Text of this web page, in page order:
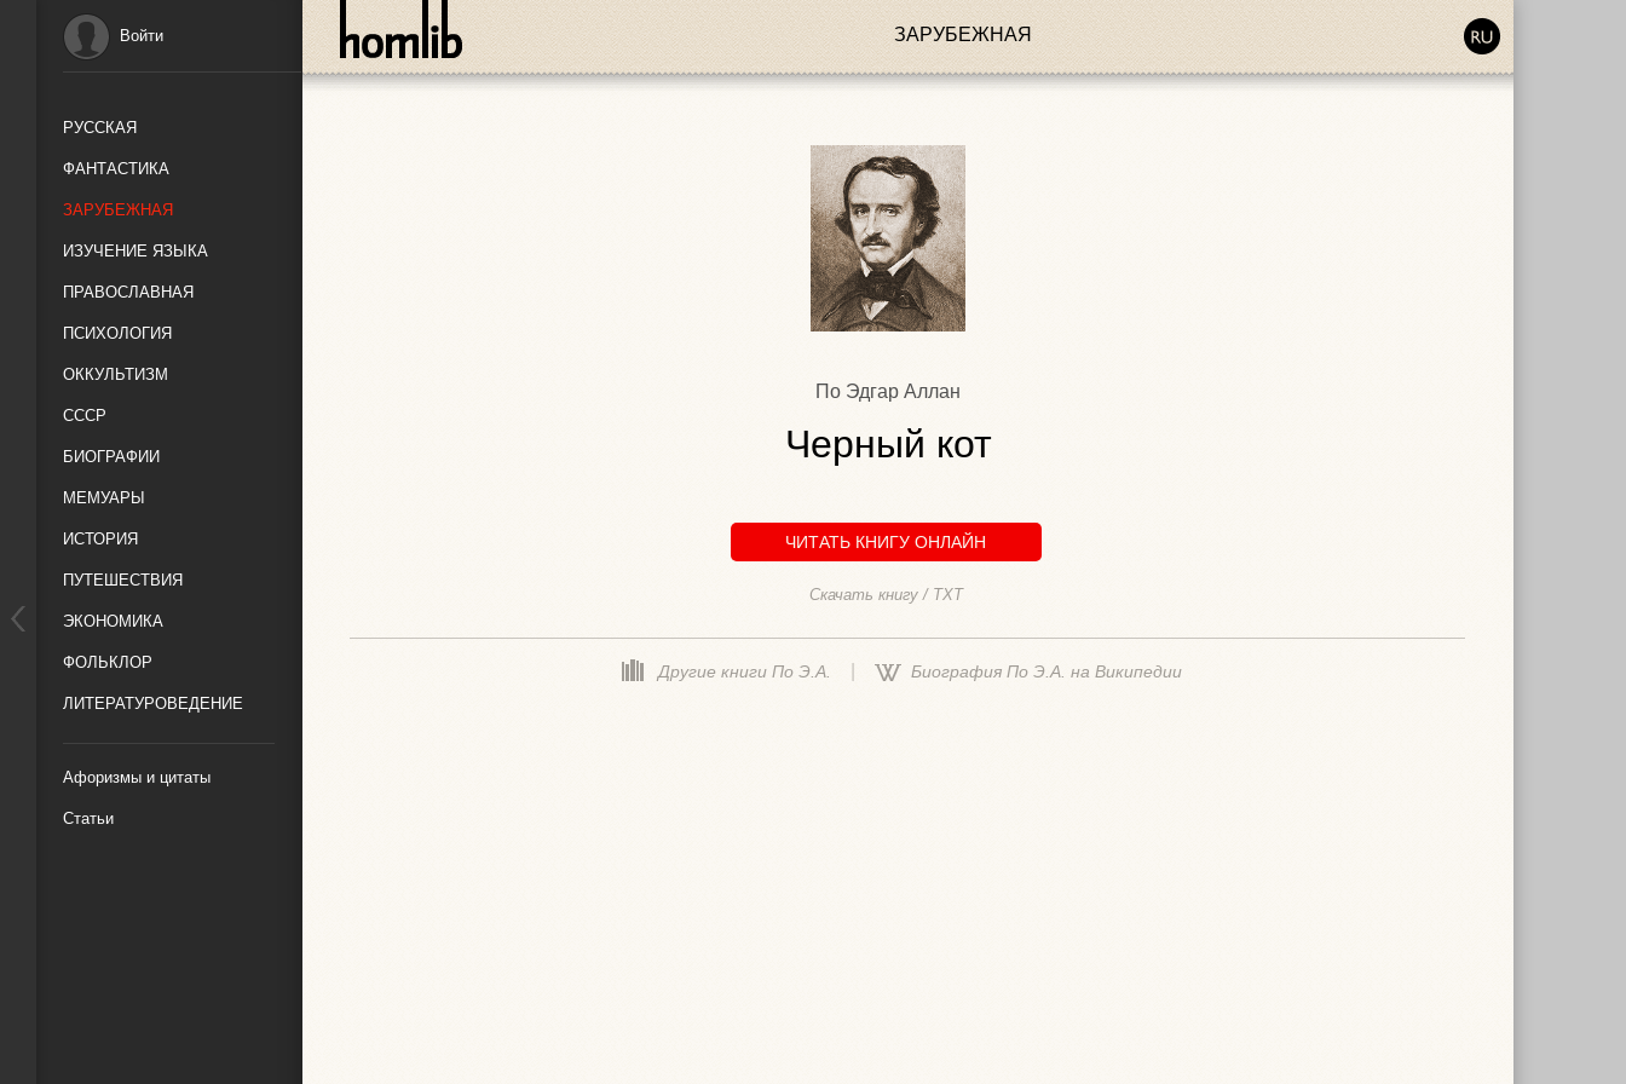
Войти
РУССКАЯ
ФАНТАСТИКА
ЗАРУБЕЖНАЯ
ИЗУЧЕНИЕ ЯЗЫКА
ПРАВОСЛАВНАЯ
ПСИХОЛОГИЯ
ОККУЛЬТИЗМ
СССР
БИОГРАФИИ
МЕМУАРЫ
ИСТОРИЯ
ПУТЕШЕСТВИЯ
ЭКОНОМИКА
ФОЛЬКЛОР
ЛИТЕРАТУРОВЕДЕНИЕ
Афоризмы и цитаты
Статьи
ЗАРУБЕЖНАЯ
По Эдгар Аллан
Черный кот
ЧИТАТЬ КНИГУ ОНЛАЙН
Скачать книгу / TXT
Другие книги По Э.А. Биография По Э.А. на Википедии